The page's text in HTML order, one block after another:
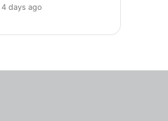
4 days ago